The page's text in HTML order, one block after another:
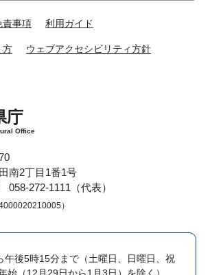
責事項 利用ガイド
方 ウェブアクセシビリティ方針
庁
Office
南2丁目1番1号
272-1111（代表）
）
午後5時15分まで （土曜日、日曜日、祝